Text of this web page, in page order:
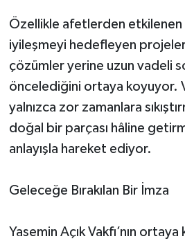
Özellikle afetlerden etkilenen
iyileşmeyi hedefleyen
çözümler yerine uzun vadeli
öncelediğini ortaya koyuyor.
yalnızca zor zamanlara
doğal bir parçası hâline
anlayışla hareket ediyor.
Geleceğe Bırakılan Bir İmza
Yasemin Açık Vakfı’nın